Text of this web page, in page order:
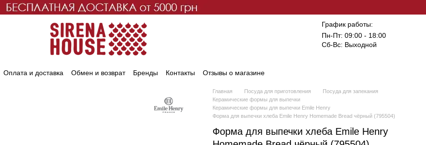
График работы:
Пн-Пт: 09:00 - 18:00
Сб-Вс: Выходной
Оплата и доставка Обмен и возврат Бренды Контакты Отзывы о магазине
Главная Посуда для приготовления
Посуда для запекания
Керамические формы для выпечки
Керамические формы для выпечки Emile Henry
Форма для выпечки хлеба Emile Henry Homemade Bread чёрный (795504)
Форма для выпечки хлеба Emile Henry